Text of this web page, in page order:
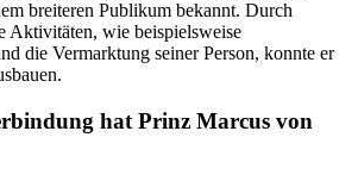
breiteren Publikum bekannt. Durch
Aktivitäten, wie beispielsweise
die Vermarktung seiner Person, konnte er
hat Prinz Marcus von